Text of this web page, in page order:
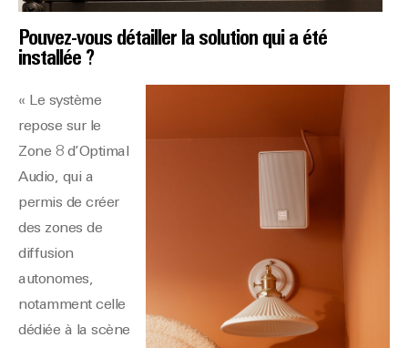
Pouvez-vous détailler la solution qui a été
installée ?
« Le système
repose sur le
Zone 8 d’Optimal
Audio, qui a
permis de créer
des zones de
diffusion
autonomes,
notamment celle
dédiée à la scène